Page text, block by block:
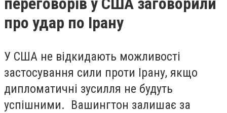
про удар по Ірану
У США не відкидають можливості
застосування сили проти Ірану, якщо
дипломатичні зусилля не будуть
успішними. Вашингтон залишає за